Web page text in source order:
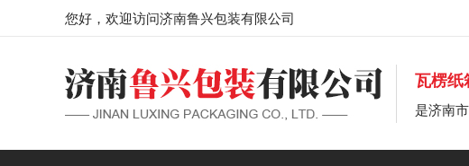
您好，欢迎访问济南鲁兴包装有限公司
瓦楞纸
是济南